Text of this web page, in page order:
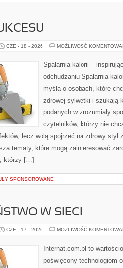
CZE - 18 - 2026 MOŻLIWOŚĆ
Spalarnia kalorii –
odchudzaniu Spalarnia
myślą o osobach, które
zdrowej sylwetki i szukają
podanych w zrozumiały
czytelników, którzy nie
lecz wolą spojrzeć na zdrowy styl
tematy, które mogą zainteresować
którzy […]
SPONSOROWANE
W SIECI
CZE - 17 - 2026 MOŻLIWOŚĆ
Internat.com.pl to
poświęcony technologiom